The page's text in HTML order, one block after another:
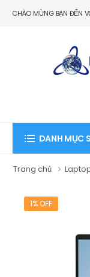
CHÀO MỪNG BẠN ĐẾN
DANH MỤC
Trang chủ
1% OFF